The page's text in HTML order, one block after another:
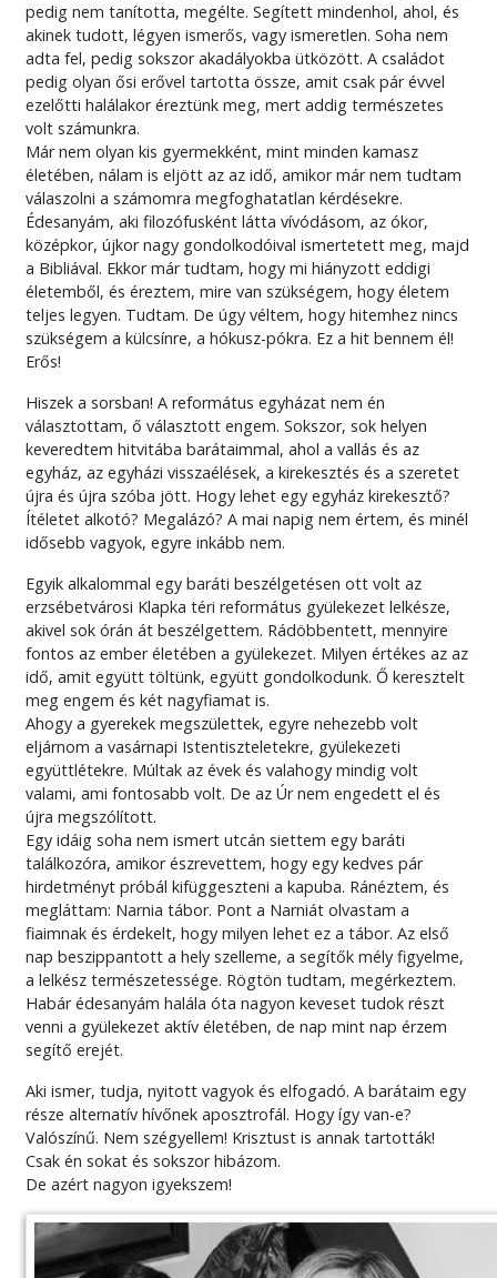
pedig nem tanította, megélte. Segített mindenhol, ahol, és
akinek tudott, légyen ismerős, vagy ismeretlen. Soha nem
adta fel, pedig sokszor akadályokba ütközött. A családot
pedig olyan ősi erővel tartotta össze, amit csak pár évvel
ezelőtti halálakor éreztünk meg, mert addig természetes
volt számunkra.
Már nem olyan kis gyermekként, mint minden kamasz
életében, nálam is eljött az az idő, amikor már nem tudtam
válaszolni a számomra megfoghatatlan kérdésekre.
Édesanyám, aki filozófusként látta vívódásom, az ókor,
középkor, újkor nagy gondolkodóival ismertetett meg, majd
a Bibliával. Ekkor már tudtam, hogy mi hiányzott eddigi
életemből, és éreztem, mire van szükségem, hogy életem
teljes legyen. Tudtam. De úgy véltem, hogy hitemhez nincs
szükségem a külcsínre, a hókusz-pókra. Ez a hit bennem él!
Erős!
Hiszek a sorsban! A református egyházat nem én
választottam, ő választott engem. Sokszor, sok helyen
keveredtem hitvitába barátaimmal, ahol a vallás és az
egyház, az egyházi visszaélések, a kirekesztés és a szeretet
újra és újra szóba jött. Hogy lehet egy egyház kirekesztő?
Ítéletet alkotó? Megalázó? A mai napig nem értem, és minél
idősebb vagyok, egyre inkább nem.
Egyik alkalommal egy baráti beszélgetésen ott volt az
erzsébetvárosi Klapka téri református gyülekezet lelkésze,
akivel sok órán át beszélgettem. Rádöbbentett, mennyire
fontos az ember életében a gyülekezet. Milyen értékes az az
idő, amit együtt töltünk, együtt gondolkodunk. Ő keresztelt
meg engem és két nagyfiamat is.
Ahogy a gyerekek megszülettek, egyre nehezebb volt
eljárnom a vasárnapi Istentiszteletekre, gyülekezeti
együttlétekre. Múltak az évek és valahogy mindig volt
valami, ami fontosabb volt. De az Úr nem engedett el és
újra megszólított.
Egy idáig soha nem ismert utcán siettem egy baráti
találkozóra, amikor észrevettem, hogy egy kedves pár
hirdetményt próbál kifüggeszteni a kapuba. Ránéztem, és
megláttam: Narnia tábor. Pont a Narniát olvastam a
fiaimnak és érdekelt, hogy milyen lehet ez a tábor. Az első
nap beszippantott a hely szelleme, a segítők mély figyelme,
a lelkész természetessége. Rögtön tudtam, megérkeztem.
Habár édesanyám halála óta nagyon keveset tudok részt
venni a gyülekezet aktív életében, de nap mint nap érzem
segítő erejét.
Aki ismer, tudja, nyitott vagyok és elfogadó. A barátaim egy
része alternatív hívőnek aposztrofál. Hogy így van-e?
Valószínű. Nem szégyellem! Krisztust is annak tartották!
Csak én sokat és sokszor hibázom.
De azért nagyon igyekszem!